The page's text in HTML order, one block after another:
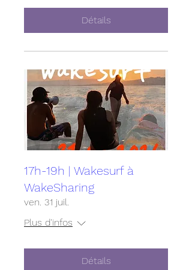
Détails
17h-19h | Wakesurf à
WakeSharing
ven. 31 juil.
Plus d'infos
Détails